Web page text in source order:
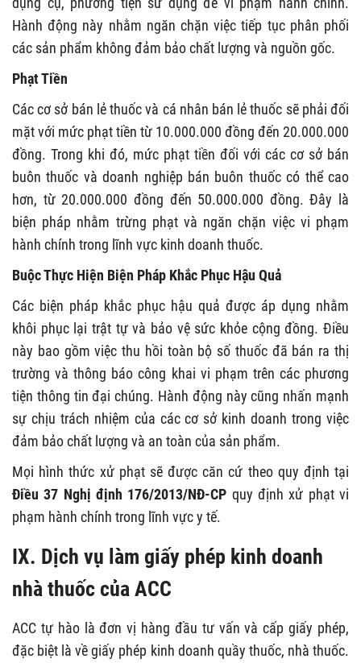
Hành động này nhằm ngăn chặn việc tiếp tục phân phối
các sản phẩm không đảm bảo chất lượng và nguồn gốc.
Phạt Tiền
Các cơ sở bán lẻ thuốc và cá nhân bán lẻ thuốc sẽ phải đối
mặt với mức phạt tiền từ 10.000.000 đồng đến 20.000.000
đồng. Trong khi đó, mức phạt tiền đối với các cơ sở bán
buôn thuốc và doanh nghiệp bán buôn thuốc có thể cao
hơn, từ 20.000.000 đồng đến 50.000.000 đồng. Đây là
biện pháp nhằm trừng phạt và ngăn chặn việc vi phạm
hành chính trong lĩnh vực kinh doanh thuốc.
Buộc Thực Hiện Biện Pháp Khắc Phục Hậu Quả
Các biện pháp khắc phục hậu quả được áp dụng nhằm
khôi phục lại trật tự và bảo vệ sức khỏe cộng đồng. Điều
này bao gồm việc thu hồi toàn bộ số thuốc đã bán ra thị
trường và thông báo công khai vi phạm trên các phương
tiện thông tin đại chúng. Hành động này cũng nhấn mạnh
sự chịu trách nhiệm của các cơ sở kinh doanh trong việc
đảm bảo chất lượng và an toàn của sản phẩm.
Mọi hình thức xử phạt sẽ được căn cứ theo quy định tại
Điều 37 Nghị định 176/2013/NĐ-CP quy định xử phạt vi
phạm hành chính trong lĩnh vực y tế.
IX. Dịch vụ làm giấy phép kinh doanh
nhà thuốc của ACC
ACC tự hào là đơn vị hàng đầu tư vấn và cấp giấy phép,
đặc biệt là về giấy phép kinh doanh quầy thuốc, nhà thuốc.